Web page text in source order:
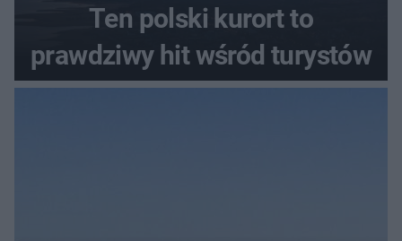
Ten polski kurort to
prawdziwy hit wśród turystów